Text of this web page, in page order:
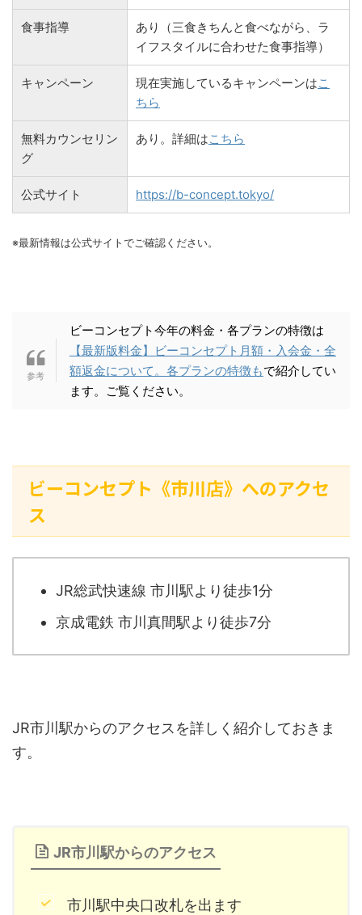
食事指導
あり（三食きちんと食べながら、ラ
イフスタイルに合わせた食事指導）
キャンペーン 現在実施しているキャンペーンはこ
ちら
無料カウンセリン
グ
あり。詳細はこちら
公式サイト https://b-concept.tokyo/
※最新情報は公式サイトでご確認ください。
ビーコンセプト今年の料金・各プランの特徴は
【最新版料金】ビーコンセプト月額・入会金・全
額返金について。各プランの特徴もで紹介してい
ます。ご覧ください。
ビーコンセプト《市川店》へのアクセ
ス
JR総武快速線 市川駅より徒歩1分
京成電鉄 市川真間駅より徒歩7分
JR市川駅からのアクセスを詳しく紹介しておきま
す。
JR市川駅からのアクセス
市川駅中央口改札を出ます